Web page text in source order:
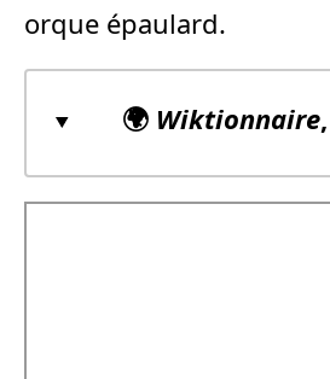
orque épaulard.
🌍 Wiktionnaire